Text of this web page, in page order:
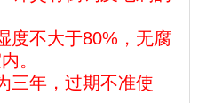
度不大于80%，无腐
。
三年，过期不准使